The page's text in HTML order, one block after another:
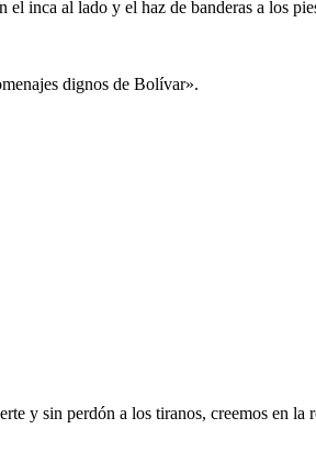
al lado y el haz de banderas a los
dignos de Bolívar».
y sin perdón a los tiranos, creemos en la